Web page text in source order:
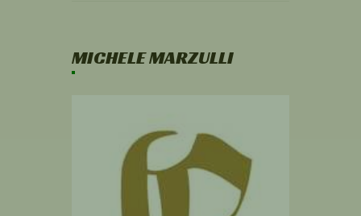
MICHELE MARZULLI